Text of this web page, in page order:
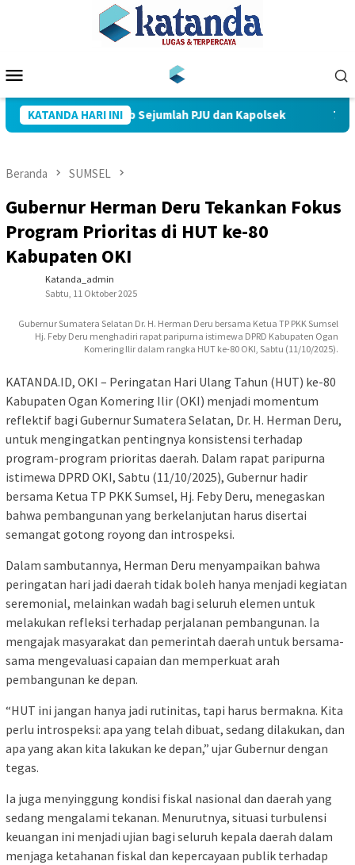
Mobile
KATANDA HARI INI
Pimpin Sertijab Sejumlah PJU dan Kapolsek 712
Beranda SUMSEL
Gubernur Herman Deru Tekankan Fokus
Program Prioritas di HUT ke-80
Kabupaten OKI
Katanda_admin
Sabtu, 11 Oktober 2025
Gubernur Sumatera Selatan Dr. H. Herman Deru bersama Ketua TP PKK Sumsel
Hj. Feby Deru menghadiri rapat paripurna istimewa DPRD Kabupaten Ogan
Komering Ilir dalam rangka HUT ke-80 OKI, Sabtu (11/10/2025).
KATANDA.ID, OKI – Peringatan Hari Ulang Tahun (HUT) ke-80
Kabupaten Ogan Komering Ilir (OKI) menjadi momentum
reflektif bagi Gubernur Sumatera Selatan, Dr. H. Herman Deru,
untuk mengingatkan pentingnya konsistensi terhadap
program-program prioritas daerah. Dalam rapat paripurna
istimewa DPRD OKI, Sabtu (11/10/2025), Gubernur hadir
bersama Ketua TP PKK Sumsel, Hj. Feby Deru, menegaskan
bahwa pembangunan yang berkelanjutan harus disertai
semangat gotong royong dan introspeksi.
Dalam sambutannya, Herman Deru menyampaikan bahwa
peringatan hari jadi daerah tidak boleh hanya menjadi kegiatan
seremonial, melainkan wadah bagi seluruh elemen untuk
melakukan refleksi terhadap perjalanan pembangunan. Ia
mengajak masyarakat dan pemerintah daerah untuk bersama-
sama mengevaluasi capaian dan memperkuat arah
pembangunan ke depan.
“HUT ini jangan hanya jadi rutinitas, tapi harus bermakna. Kita
perlu introspeksi: apa yang telah dibuat, sedang dilakukan, dan
apa yang akan kita lakukan ke depan,” ujar Gubernur dengan
tegas.
Ia juga menyinggung kondisi fiskal nasional dan daerah yang
sedang mengalami tekanan. Menurutnya, situasi turbulensi
keuangan ini menjadi ujian bagi seluruh kepala daerah dalam
menjaga ketahanan fiskal dan kepercayaan publik terhadap